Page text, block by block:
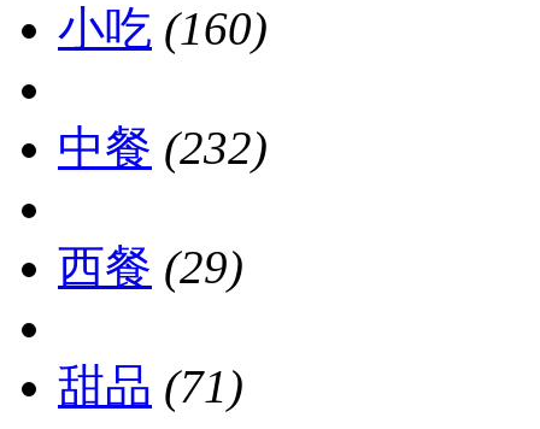
小吃 (160)
中餐 (232)
西餐 (29)
甜品 (71)